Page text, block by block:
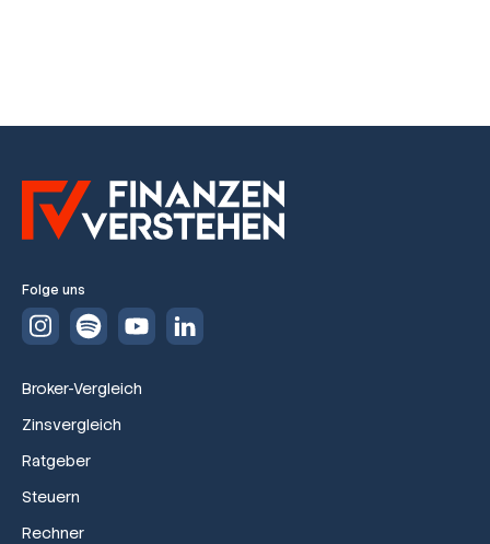
Folge uns
Broker-Vergleich
Zinsvergleich
Ratgeber
Steuern
Rechner